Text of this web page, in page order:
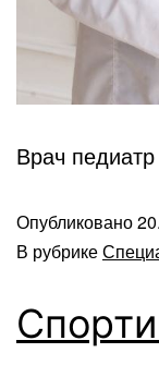
Врач педиатр
Опубликовано
В рубрике